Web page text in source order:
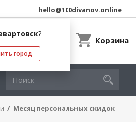
?
город
hello@100divanov.online
Корзина
Месяц персональных скидок